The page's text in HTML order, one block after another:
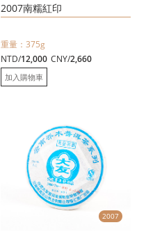
2007南糯紅印
重量：375g
NTD/12,000 CNY/2,660
加入購物車
2007